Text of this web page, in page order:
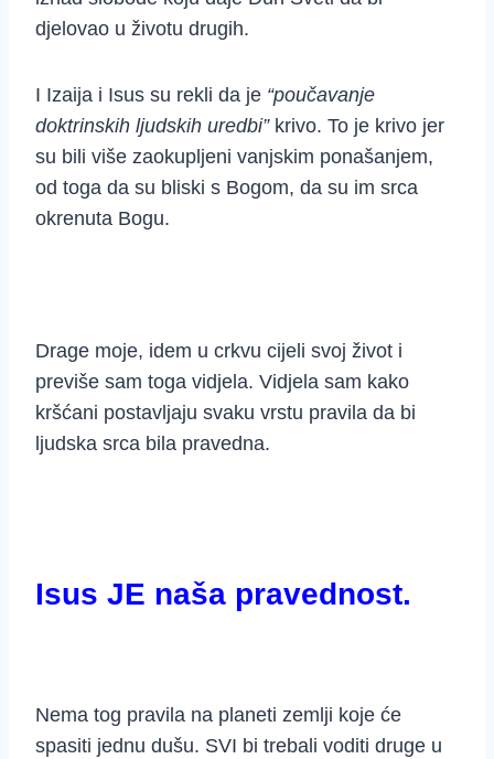
djelovao u životu drugih.
I Izaija i Isus su rekli da je “poučavanje
doktrinskih ljudskih uredbi” krivo. To je krivo jer
su bili više zaokupljeni vanjskim ponašanjem,
od toga da su bliski s Bogom, da su im srca
okrenuta Bogu.
Drage moje, idem u crkvu cijeli svoj život i
previše sam toga vidjela. Vidjela sam kako
kršćani postavljaju svaku vrstu pravila da bi
ljudska srca bila pravedna.
Isus JE naša pravednost.
Nema tog pravila na planeti zemlji koje će
spasiti jednu dušu. SVI bi trebali voditi druge u